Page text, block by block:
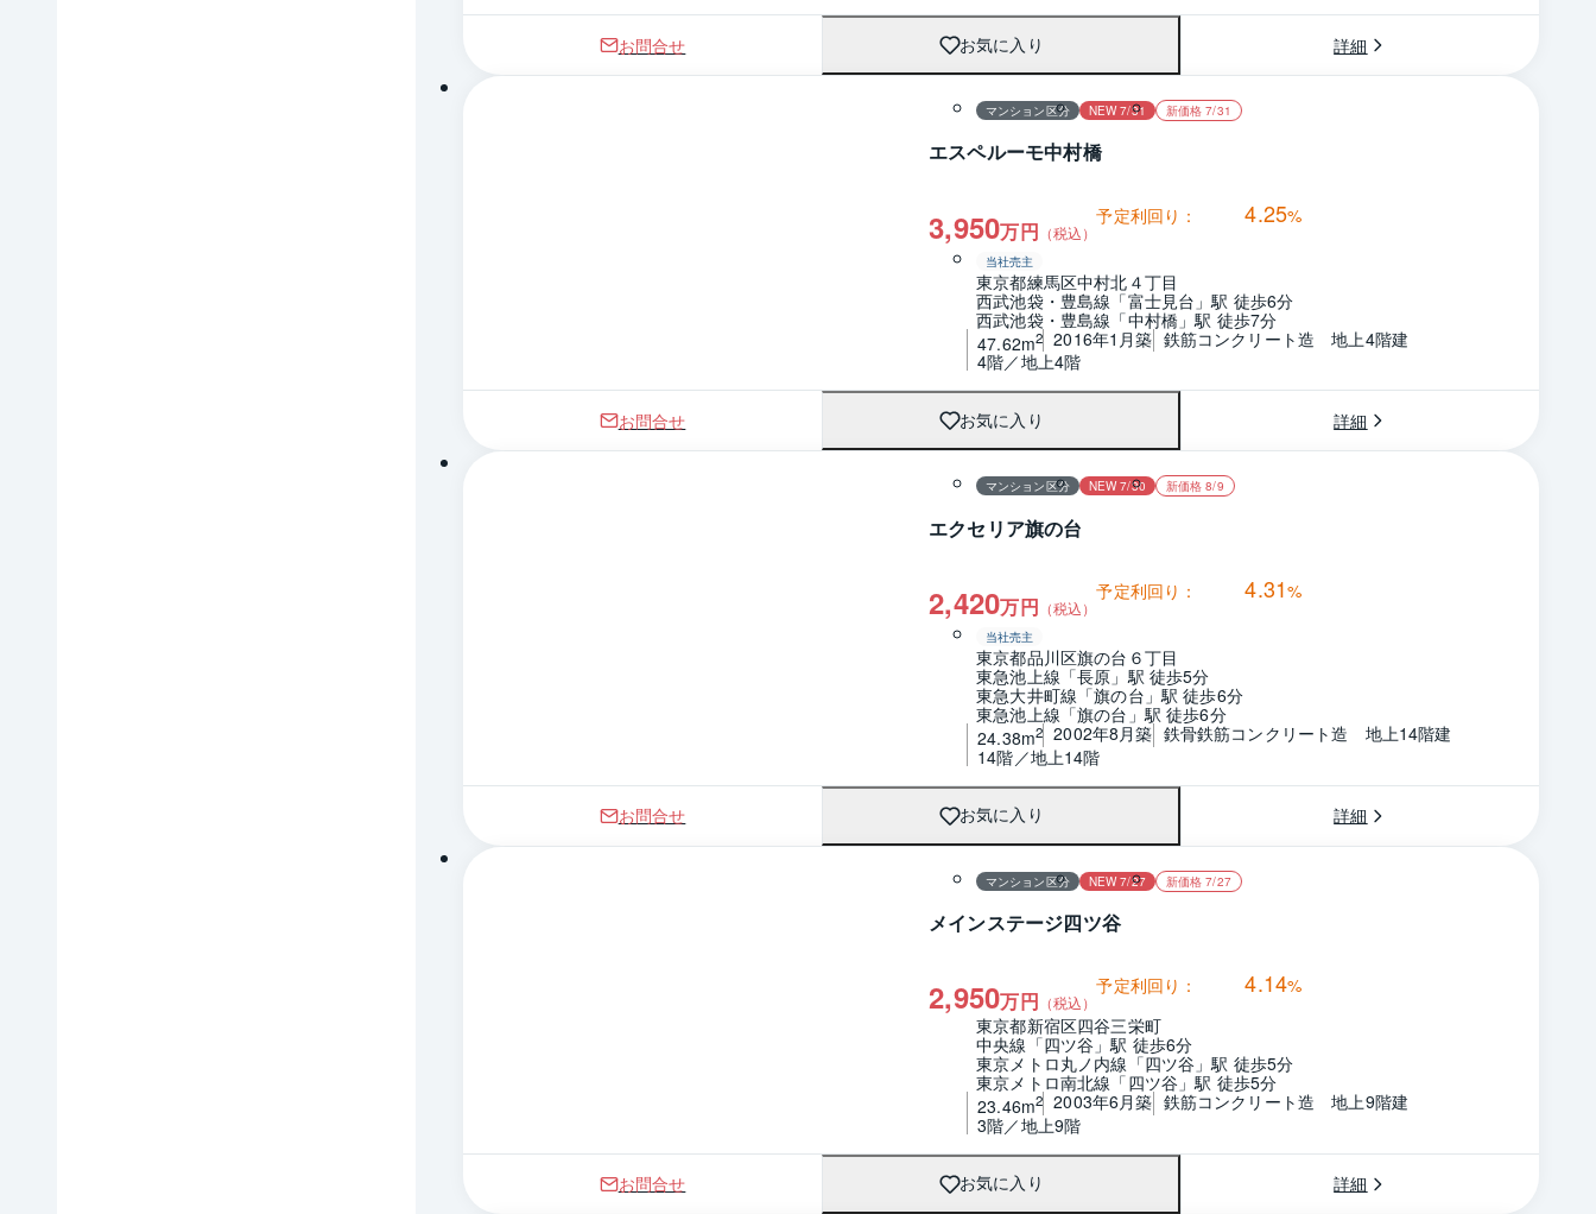
お問合せ お気に入り 詳細
マンション区分 NEW 7/31 新価格 7/31
エスペルーモ中村橋
3,950万円 （税込）
予定利回り： 4.25%
当社売主
東京都練馬区中村北４丁目
西武池袋・豊島線「富士見台」駅 徒歩6分
西武池袋・豊島線「中村橋」駅 徒歩7分
47.62m2 2016年1月築 鉄筋コンクリート造　地上4階建
4階／地上4階
お問合せ お気に入り 詳細
マンション区分 NEW 7/30 新価格 8/9
エクセリア旗の台
2,420万円 （税込）
予定利回り： 4.31%
当社売主
東京都品川区旗の台６丁目
東急池上線「長原」駅 徒歩5分
東急大井町線「旗の台」駅 徒歩6分
東急池上線「旗の台」駅 徒歩6分
24.38m2 2002年8月築 鉄骨鉄筋コンクリート造　地上14階建
14階／地上14階
お問合せ お気に入り 詳細
マンション区分 NEW 7/27 新価格 7/27
メインステージ四ツ谷
2,950万円 （税込）
予定利回り： 4.14%
東京都新宿区四谷三栄町
中央線「四ツ谷」駅 徒歩6分
東京メトロ丸ノ内線「四ツ谷」駅 徒歩5分
東京メトロ南北線「四ツ谷」駅 徒歩5分
23.46m2 2003年6月築 鉄筋コンクリート造　地上9階建
3階／地上9階
お問合せ お気に入り 詳細